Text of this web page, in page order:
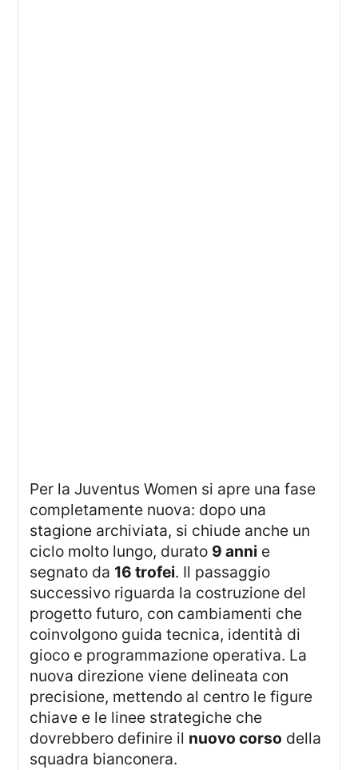
Per la Juventus Women si apre una fase
completamente nuova: dopo una
stagione archiviata, si chiude anche un
ciclo molto lungo, durato 9 anni e
segnato da 16 trofei. Il passaggio
successivo riguarda la costruzione del
progetto futuro, con cambiamenti che
coinvolgono guida tecnica, identità di
gioco e programmazione operativa. La
nuova direzione viene delineata con
precisione, mettendo al centro le figure
chiave e le linee strategiche che
dovrebbero definire il nuovo corso della
squadra bianconera.